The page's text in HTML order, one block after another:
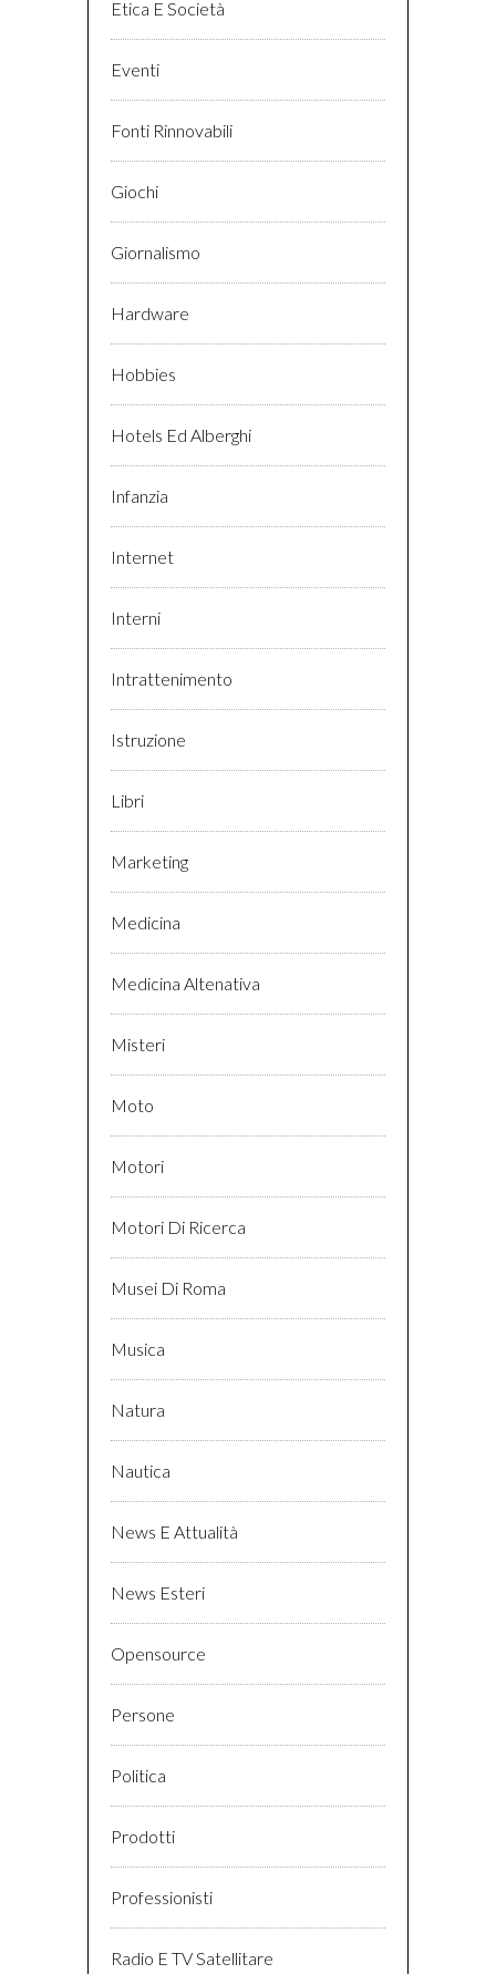
Etica E Società
Eventi
Fonti Rinnovabili
Giochi
Giornalismo
Hardware
Hobbies
Hotels Ed Alberghi
Infanzia
Internet
Interni
Intrattenimento
Istruzione
Libri
Marketing
Medicina
Medicina Altenativa
Misteri
Moto
Motori
Motori Di Ricerca
Musei Di Roma
Musica
Natura
Nautica
News E Attualità
News Esteri
Opensource
Persone
Politica
Prodotti
Professionisti
Radio E TV Satellitare